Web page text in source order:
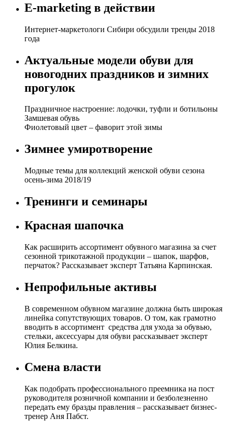
E-marketing в действии
Интернет-маркетологи Сибири обсудили тренды 2018
года
Актуальные модели обуви для
новогодних праздников и зимних
прогулок
Праздничное настроение: лодочки, туфли и ботильоны
Замшевая обувь
Фиолетовый цвет – фаворит этой зимы
Зимнее умиротворение
Модные темы для коллекций женской обуви сезона
осень-зима 2018/19
Тренинги и семинары
Красная шапочка
Как расширить ассортимент обувного магазина за счет
сезонной трикотажной продукции – шапок, шарфов,
перчаток? Рассказывает эксперт Татьяна Карпинская.
Непрофильные активы
В современном обувном магазине должна быть широкая
линейка сопутствующих товаров. О том, как грамотно
вводить в ассортимент средства для ухода за обувью,
стельки, аксессуары для обуви рассказывает эксперт
Юлия Белкина.
Смена власти
Как подобрать профессионального преемника на пост
руководителя розничной компании и безболезненно
передать ему бразды правления – рассказывает бизнес-
тренер Аня Пабст.